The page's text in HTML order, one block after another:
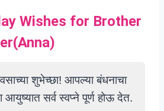
Wishes for Brother
(Anna)
शुभेच्छा! आपल्या बंधनाचा
सर्व स्वप्ने पूर्ण होऊ देत.